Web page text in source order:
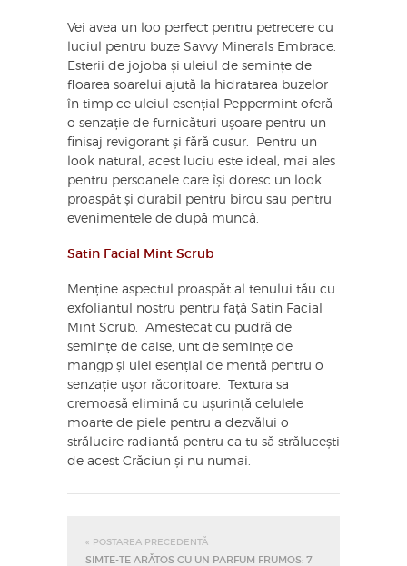
Vei avea un loo perfect pentru petrecere cu
luciul pentru buze Savvy Minerals Embrace.
Esterii de jojoba și uleiul de semințe de
floarea soarelui ajută la hidratarea buzelor
în timp ce uleiul esențial Peppermint oferă
o senzație de furnicături ușoare pentru un
finisaj revigorant și fără cusur. Pentru un
look natural, acest luciu este ideal, mai ales
pentru persoanele care își doresc un look
proaspăt și durabil pentru birou sau pentru
evenimentele de după muncă.
Satin Facial Mint Scrub
Menține aspectul proaspăt al tenului tău cu
exfoliantul nostru pentru față Satin Facial
Mint Scrub. Amestecat cu pudră de
semințe de caise, unt de semințe de
mangp și ulei esențial de mentă pentru o
senzație ușor răcoritoare. Textura sa
cremoasă elimină cu ușurință celulele
moarte de piele pentru a dezvălui o
strălucire radiantă pentru ca tu să strălucești
de acest Crăciun și nu numai.
« POSTAREA PRECEDENTĂ
SIMTE-TE ARĂTOS CU UN PARFUM FRUMOS: 7